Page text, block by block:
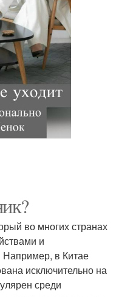
во многих странах
и
Например, в Китае
исключительно на
среди